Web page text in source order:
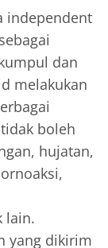
independent
dan
melakukan
boleh
hujatan,
lain.
yang dikirim